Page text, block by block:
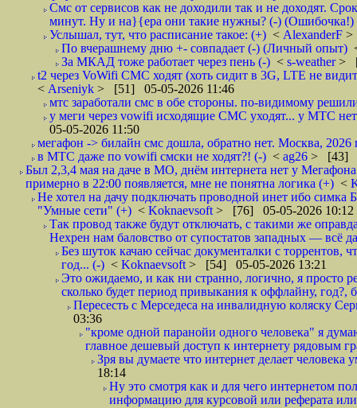
Смс от сервисов как не доходили так и не доходят.
минут. Ну и на}{ера они такие нужны? (-) (Ошибочка!)
Услышал, тут, что расписание такое: (+) < AlexanderF >
По вчерашнему дню +- совпадает (-) (Личный опыт)
За МКАД тоже работает через пень (-) < s-weather>
t2 через VoWifi СМС ходят (хоть сидит в 3G, LTE не
< Arseniyk > [51] 05-05-2026 11:46
мтс заработали смс в обе стороны. по-видимому
у меги через vowifi исходящие СМС уходят... у МТС
05-05-2026 11:50
мегафон -> билайн смс дошла, обратно нет. Москва, 2026
в МТС даже по vowifi смски не ходят?! (-) < ag26 > [43]
Был 2,3,4 мая на даче в МО, днём интернета нет у
примерно в 22:00 появляется, мне не понятна логика (+) <
Не хотел на дачу подключать проводной инет ибо симка
"Умные сети" (+) < Koknaevsoft > [76] 05-05-2026 10:12
Так провод также будут отключать, с такими же
Нехрен нам баловство от супостатов западных — всё
Без шуток качаю сейчас документалки с торрентов,
год... (-) < Koknaevsoft > [54] 05-05-2026 13:21
Это ожидаемо, и как ни странно, логично, я просто
сколько будет период привыкания к оффлайну, год?,
Пересесть с Мерседеса на инвалидную коляску
03:36
"кроме одной паранойи одного человека" я
главное дешевый доступ к интернету рядовым
Зря вы думаете что интернет делает
18:14
Ну это смотря как и для чего интернетом
информацию для курсовой или реферата